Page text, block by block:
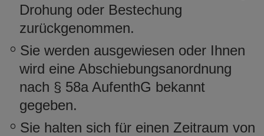
Drohung oder Bestechung
zurückgenommen.
Sie werden ausgewiesen oder Ihnen
wird eine Abschiebungsanordnung
nach § 58a AufenthG bekannt
gegeben.
Sie halten sich für einen Zeitraum von